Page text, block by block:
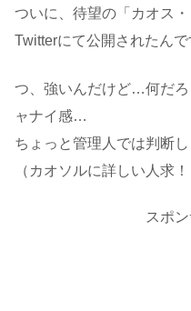
ついに、待望の「カオス
Twitterにて公開されたん
つ、強いんだけど…何だ
ャナイ感…
ちょっと管理人では判断
（カオソルに詳しい人求！
スポ